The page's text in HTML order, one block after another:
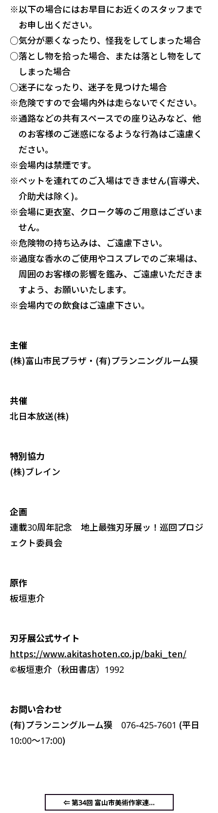
※以下の場合にはお早目にお近くのスタッフまで
お申し出ください。
○気分が悪くなったり、怪我をしてしまった場合
○落とし物を拾った場合、または落とし物をして
しまった場合
○迷子になったり、迷子を見つけた場合
※危険ですので会場内外は走らないでください。
※通路などの共有スペースでの座り込みなど、他
のお客様のご迷惑になるような行為はご遠慮く
ださい。
※会場内は禁煙です。
※ペットを連れてのご入場はできません(盲導犬、
介助犬は除く)。
※会場に更衣室、クローク等のご用意はございま
せん。
※危険物の持ち込みは、ご遠慮下さい。
※過度な香水のご使用やコスプレでのご来場は、
周囲のお客様の影響を鑑み、ご遠慮いただきま
すよう、お願いいたします。
※会場内での飲食はご遠慮下さい。
主催
(株)富山市民プラザ・(有)プランニングルーム獏
共催
北日本放送(株)
特別協力
(株)ブレイン
企画
連載30周年記念 地上最強刃牙展ッ！巡回プロジ
ェクト委員会
原作
板垣恵介
刃牙展公式サイト
https://www.akitashoten.co.jp/baki_ten/
©板垣恵介（秋田書店）1992
お問い合わせ
(有)プランニングルーム獏 076-425-7601 (平日
10:00～17:00)
⇐ 第34回 富山市美術作家連...